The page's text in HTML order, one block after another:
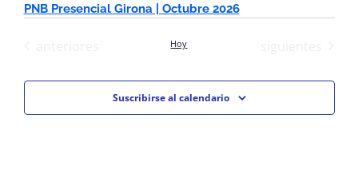
PNB Presencial Girona | Octubre 2026
Hoy
Suscribirse al calendario